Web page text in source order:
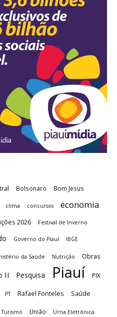
Bolsonaro Bom Jesus
clima concursos economia
2026 Festival de Inverno
Governo do Piauí IBGE
da Saúde Nutrição Obras
II Pesquisa Piauí PIX
PT Rafael Fonteles Saúde
Turismo União Urna Eletrônica